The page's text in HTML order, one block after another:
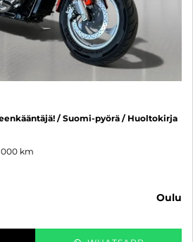
/ Suomi-pyörä / Huoltokirja
000 km
oulu